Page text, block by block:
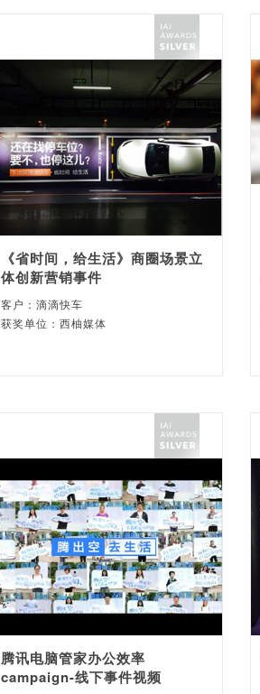
《省时间，给生活》商圈场景立
体创新营销事件
客户：滴滴快车
获奖单位：西柚媒体
腾讯电脑管家办公效率
campaign-线下事件视频